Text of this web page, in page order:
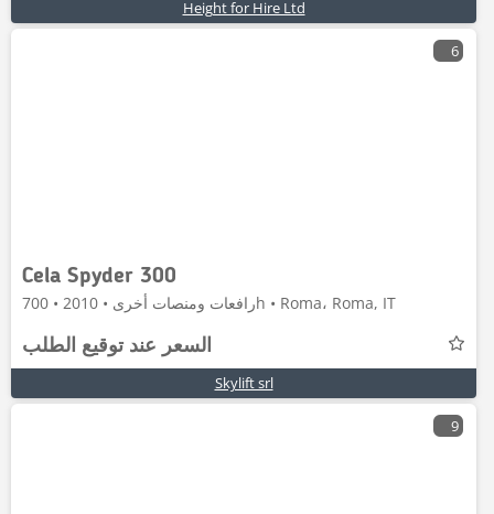
Height for Hire Ltd
6
Cela Spyder 300
رافعات ومنصات أخرى • 2010 • 700h • Roma، Roma, IT
السعر عند توقيع الطلب
Skylift srl
9